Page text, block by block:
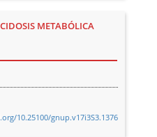
METABÓLICA
10.25100/gnup.v17i3S3.1376